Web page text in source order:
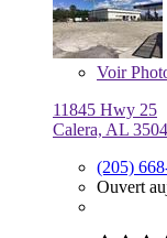
Voir
11845 Hwy 25
Calera, AL
(205)
Ouvert